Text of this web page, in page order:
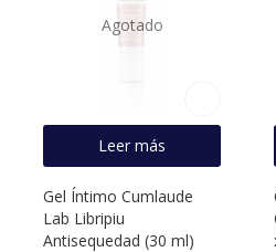
Agotado
Leer más
Gel Íntimo Cumlaude
Lab Libripiu
Antisequedad (30 ml)